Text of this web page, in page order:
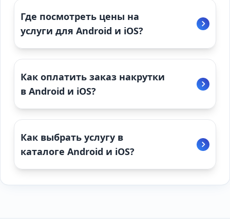
Где посмотреть цены на
услуги для Android и iOS?
Как оплатить заказ накрутки
в Android и iOS?
Как выбрать услугу в
каталоге Android и iOS?